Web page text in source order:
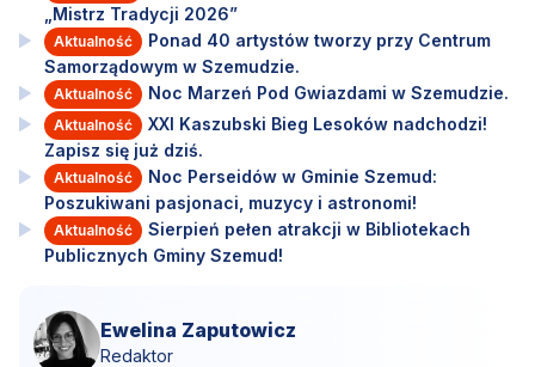
„Mistrz Tradycji 2026”
Aktualność
Ponad 40 artystów tworzy przy Centrum
Samorządowym w Szemudzie.
Aktualność Noc Marzeń Pod Gwiazdami w Szemudzie.
Aktualność
XXI Kaszubski Bieg Lesoków nadchodzi!
Zapisz się już dziś.
Aktualność
Noc Perseidów w Gminie Szemud:
Poszukiwani pasjonaci, muzycy i astronomi!
Aktualność
Sierpień pełen atrakcji w Bibliotekach
Publicznych Gminy Szemud!
Ewelina Zaputowicz
Redaktor